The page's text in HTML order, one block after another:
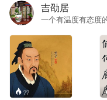
吉劭居
一个有温度有态度
77